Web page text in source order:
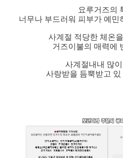
요루거즈의
너무나 부드러워 피부가 예민
사계절 적당한 체온
거즈이불의 매력에
사계절내내 많
사랑받을 듬뿍받고